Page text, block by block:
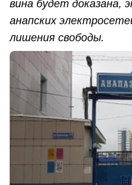
вина будет доказана,
анапских
лишения свободы.